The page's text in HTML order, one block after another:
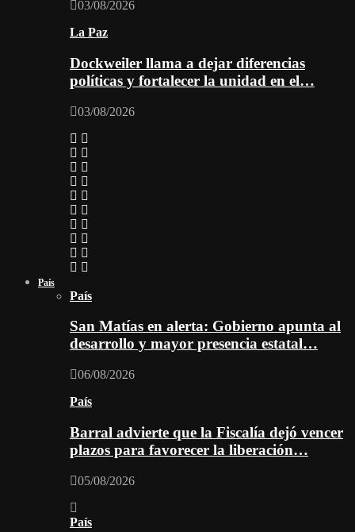
03/08/2026
La Paz
Dockweiler llama a dejar diferencias
políticas y fortalecer la unidad en el…
03/08/2026
País
País
San Matías en alerta: Gobierno apunta al
desarrollo y mayor presencia estatal…
06/08/2026
País
Barral advierte que la Fiscalía dejó vencer
plazos para favorecer la liberación…
05/08/2026
País